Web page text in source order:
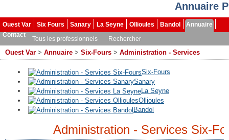
Annuaire
Ouest Var Six Fours Sanary La Seyne Ollioules Bandol
Annuaire
Contact
Tous les professionnels Rechercher
Ouest Var > Annuaire > Six-Fours > Administration - Services
Six-Fours
Sanary
La Seyne
Ollioules
Bandol
Administration - Services Six-